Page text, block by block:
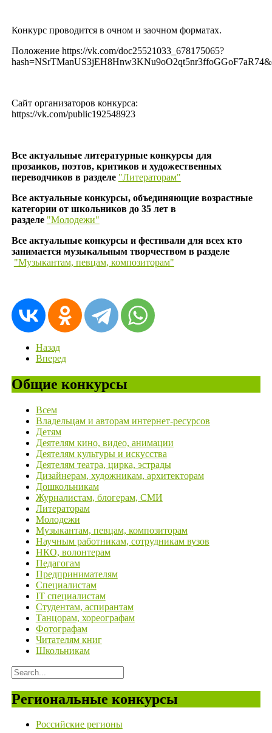
Конкурс проводится в очном и заочном форматах.
Положение https://vk.com/doc25521033_678175065?
Сайт организаторов конкурса:
https://vk.com/public192548923
Все актуальные литературные конкурсы для
прозаиков, поэтов, критиков и художественных
переводчиков в разделе "Литераторам"
Все актуальные конкурсы, объединяющие возрастные
категории от школьников до 35 лет в
разделе "Молодежи"
Все актуальные конкурсы и фестивали для всех кто
занимается музыкальным творчеством в разделе
"Музыкантам, певцам, композиторам"
Назад
Вперед
Общие конкурсы
Всем
Владельцам и авторам интернет-ресурсов
Детям
Деятелям кино, видео, анимации
Деятелям культуры и искусства
Деятелям театра, цирка, эстрады
Дизайнерам, художникам, архитекторам
Дошкольникам
Журналистам, блогерам, СМИ
Литераторам
Молодежи
Музыкантам, певцам, композиторам
Научным работникам, сотрудникам вузов
НКО, волонтерам
Педагогам
Предпринимателям
Специалистам
IT специалистам
Студентам, аспирантам
Танцорам, хореографам
Фотографам
Читателям книг
Школьникам
Региональные конкурсы
Российские регионы